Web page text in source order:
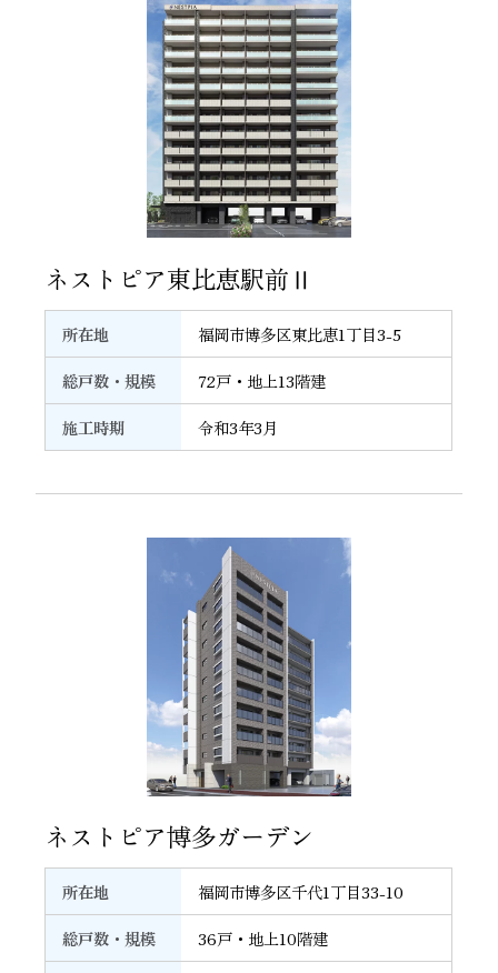
ネストピア東比恵駅前Ⅱ 34
所在地
福岡市博多区東比恵1丁目3-5
総戸数・規模
72戸・地上13階建
施工時期
令和3年3月
ネストピア博多ガーデン 33
所在地
福岡市博多区千代1丁目33-10
総戸数・規模
36戸・地上10階建